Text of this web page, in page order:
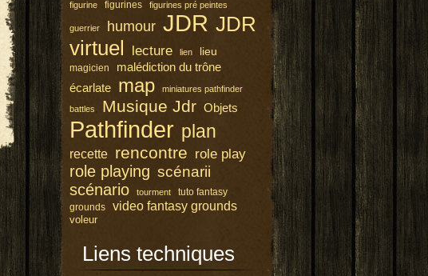
figurine figurines figurines pré peintes
guerrier humour JDR JDR
virtuel
lecture lien lieu
magicien
malédiction du trône
écarlate map miniatures pathfinder
battles Musique Jdr Objets
Pathfinder plan
recette rencontre role play
role playing scénarii
scénario tourment
tuto fantasy
grounds
video fantasy grounds
voleur
Liens techniques